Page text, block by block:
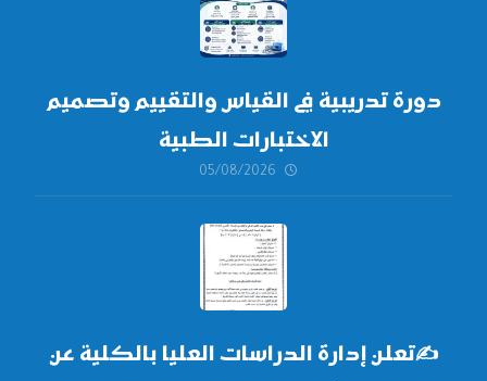
دورة تدريبية في القياس والتقييم وتصميم
الاختبارات الطبية
05/08/2026
✍تعلن إدارة الدراسات العليا بالكلية عن